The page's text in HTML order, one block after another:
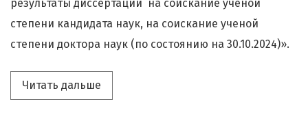
результаты диссертаций на соискание ученой
степени кандидата наук, на соискание ученой
степени доктора наук (по состоянию на 30.10.2024)».
Читать дальше